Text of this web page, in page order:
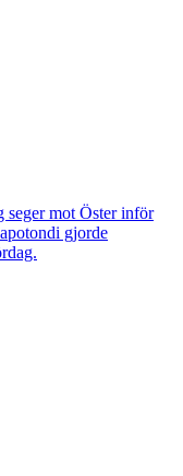
mot Öster inför
gjorde